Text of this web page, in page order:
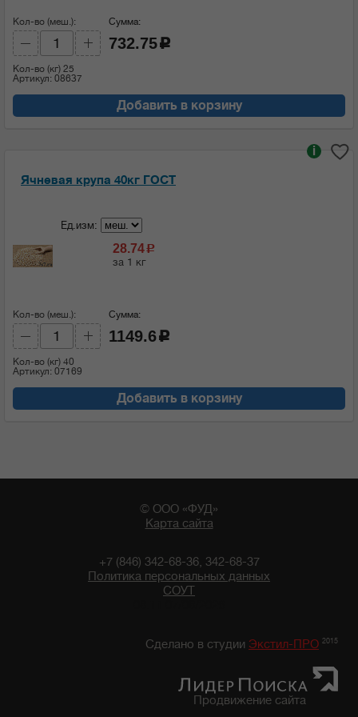
Кол-во (меш.):
Кол-во (кг) 25
Артикул: 08637
Сумма:
732.75 c
Добавить в корзину
Ячневая крупа 40кг ГОСТ
i
Ед.изм:
28.74c
за 1 кг
Кол-во (меш.):
Кол-во (кг) 40
Артикул: 07169
Сумма:
1149.6 c
Добавить в корзину
© ООО «ФУД»
Карта сайта
+7 (846) 342-68-36, 342-68-37
Политика персональных данных
СОУТ
Сделано в студии Экстил-ПРО 2015
Продвижение сайта